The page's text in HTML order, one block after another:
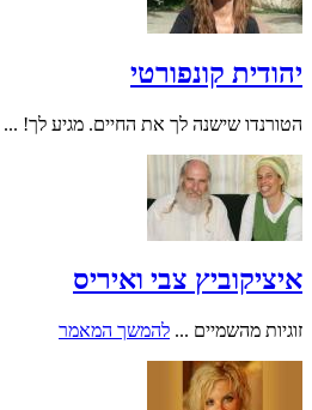
יהודית קונפורטי
הטורנדו שישנה לך את החיים. מגיע לך! ...
איציקוביץ צבי ואיריס
זוגיות מהשמיים ... להמשך המאמר